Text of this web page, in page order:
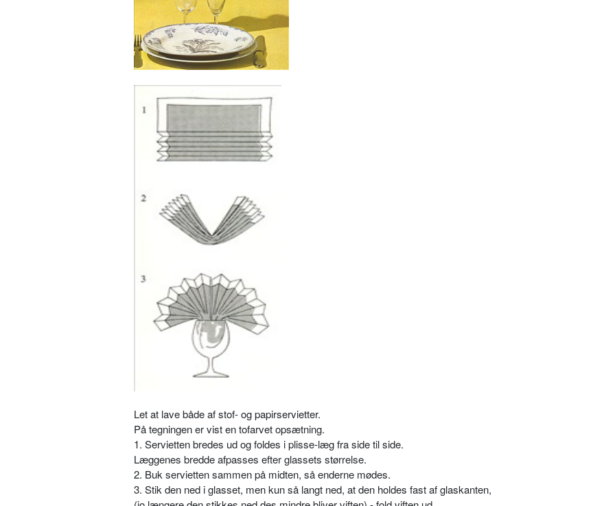
Let at lave både af stof- og papir­servietter.
På tegningen er vist en tofarvet opsætning.
1. Servietten bredes ud og foldes i plisse-læg fra side til side.
Læggenes bredde afpasses efter glassets størrelse.
2. Buk servietten sammen på midten, så enderne mødes.
3. Stik den ned i glasset, men kun så langt ned, at den holdes fast af glaskanten,